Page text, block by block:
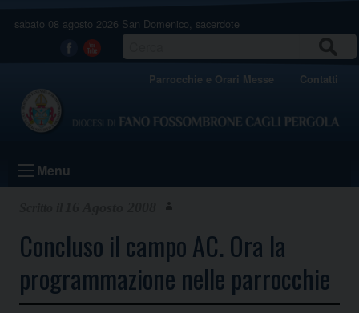
sabato 08 agosto 2026 San Domenico, sacerdote
Facebook
Youtube
Parrocchie e Orari Messe Contatti
Menu
Concluso il campo AC. Ora la
programmazione nelle parrocchie